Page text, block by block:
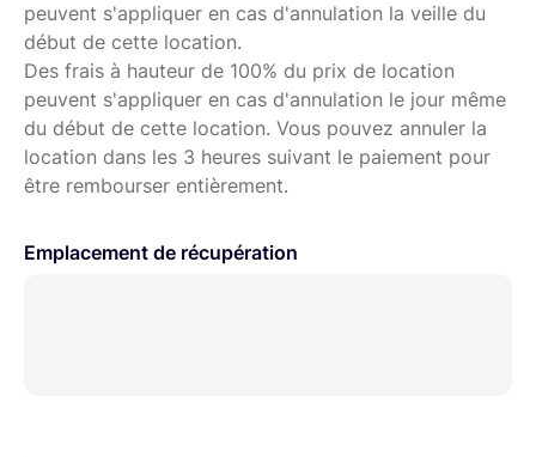
peuvent s'appliquer en cas d'annulation la veille du
début de cette location.
Des frais à hauteur de 100% du prix de location
peuvent s'appliquer en cas d'annulation le jour même
du début de cette location. Vous pouvez annuler la
location dans les 3 heures suivant le paiement pour
être rembourser entièrement.
Emplacement de récupération